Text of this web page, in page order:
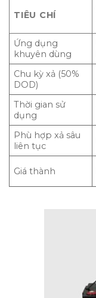
TIÊU CHÍ
Ứng dụng
khuyên dùng
Chu kỳ xả (50%
DOD)
Thời gian sử
dụng
Phù hợp xả sâu
liên tục
Giá thành